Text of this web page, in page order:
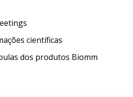
científicas
dos produtos Biomm